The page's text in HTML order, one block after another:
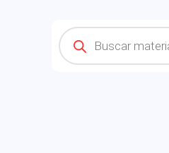
Products
search